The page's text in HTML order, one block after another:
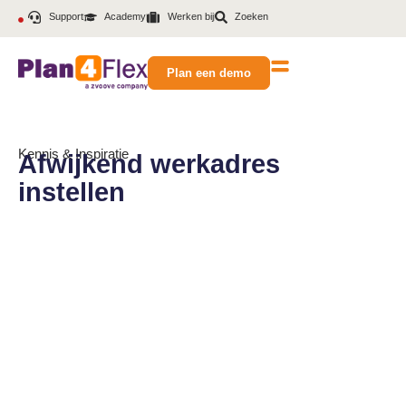
Support Academy Werken bij Zoeken
Plan een demo
Kennis & Inspiratie
Afwijkend werkadres
instellen